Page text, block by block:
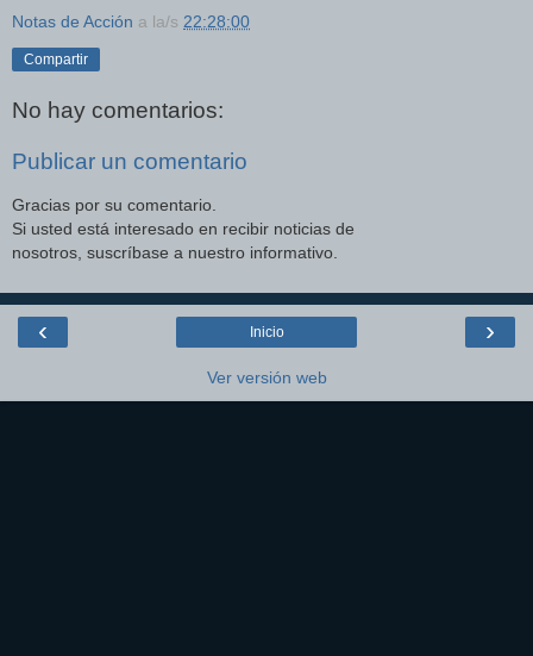
Notas de Acción a la/s 22:28:00
Compartir
No hay comentarios:
Publicar un comentario
Gracias por su comentario.
Si usted está interesado en recibir noticias de
nosotros, suscríbase a nuestro informativo.
‹ ›
Inicio
Ver versión web